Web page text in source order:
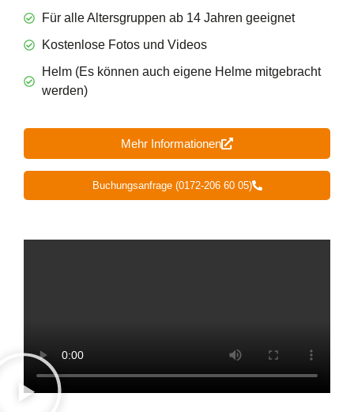
Für alle Altersgruppen ab 14 Jahren geeignet
Kostenlose Fotos und Videos
Helm (Es können auch eigene Helme mitgebracht
werden)
Mehr Informationen
Buchungsanfrage (0172-206 60 05)